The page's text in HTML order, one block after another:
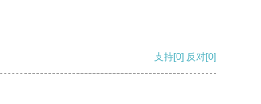
支持[0] 反对[0]